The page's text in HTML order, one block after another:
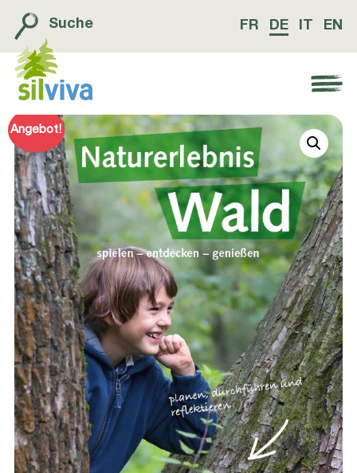
Suche FR DE EN
Navigation öffnen bzw. schliessen
Angebot!